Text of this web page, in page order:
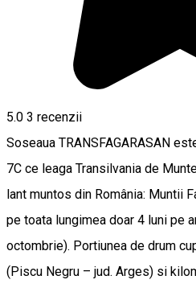
5.0 3 recenzii
Soseaua TRANSFAGARASAN
7C ce leaga Transilvania de
lant muntos din România: Muntii
pe toata lungimea doar 4 luni pe
octombrie). Portiunea de drum
(Piscu Negru – jud. Arges) si